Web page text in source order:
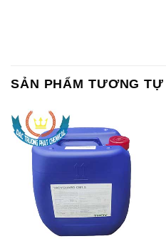
SẢN PHẨM TƯƠNG TỰ